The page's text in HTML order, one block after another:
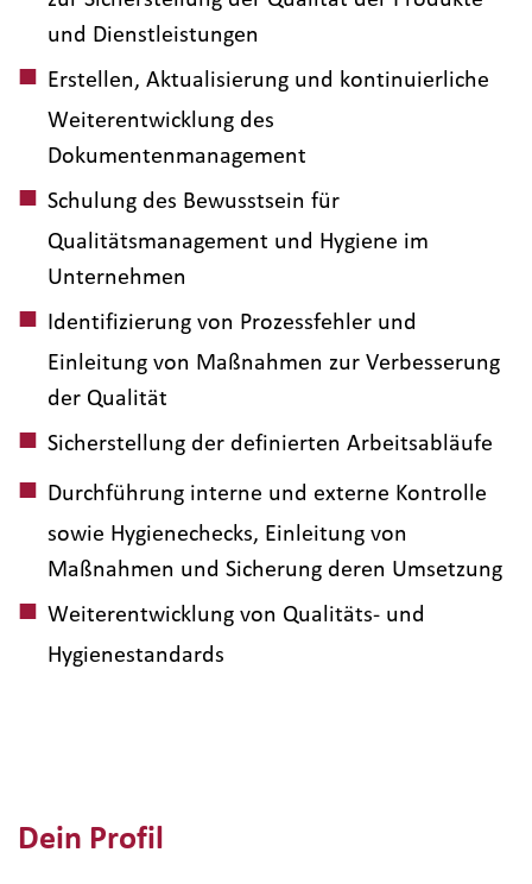
und Dienstleistungen
Erstellen, Aktualisierung und kontinuierliche
Weiterentwicklung des
Dokumentenmanagement
Schulung des Bewusstsein für
Qualitätsmanagement und Hygiene im
Unternehmen
Identifizierung von Prozessfehler und
Einleitung von Maßnahmen zur Verbesserung
der Qualität
Sicherstellung der definierten Arbeitsabläufe
Durchführung interne und externe Kontrolle
sowie Hygienechecks, Einleitung von
Maßnahmen und Sicherung deren Umsetzung
Weiterentwicklung von Qualitäts- und
Hygienestandards
Dein Profil